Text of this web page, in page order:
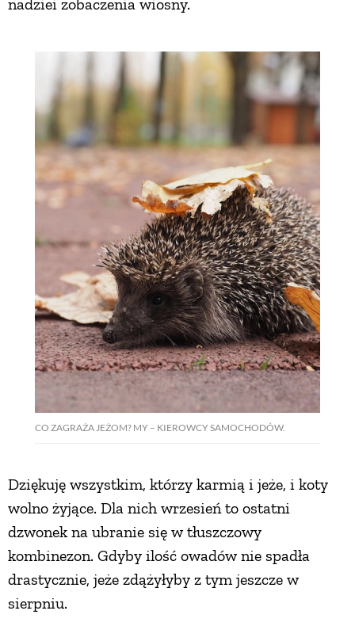
CO ZAGRAŻA JEŻOM? MY – KIEROWCY SAMOCHODÓW.
Dziękuję wszystkim, którzy karmią i jeże, i koty
wolno żyjące. Dla nich wrzesień to ostatni
dzwonek na ubranie się w tłuszczowy
kombinezon. Gdyby ilość owadów nie spadła
drastycznie, jeże zdążyłyby z tym jeszcze w
sierpniu.